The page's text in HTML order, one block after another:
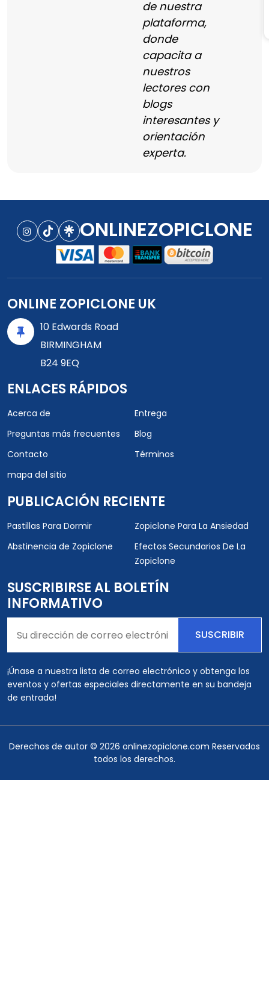
de nuestra
plataforma,
donde
capacita a
nuestros
lectores con
blogs
interesantes y
orientación
experta.
ONLINEZOPICLONE
ONLINE ZOPICLONE UK
10 Edwards Road
BIRMINGHAM
B24 9EQ
ENLACES RÁPIDOS
Acerca de
Entrega
Preguntas más frecuentes
Blog
Contacto
Términos
mapa del sitio
PUBLICACIÓN RECIENTE
Pastillas Para Dormir
Zopiclone Para La Ansiedad
Abstinencia de Zopiclone
Efectos Secundarios De La
Zopiclone
SUSCRIBIRSE AL BOLETÍN
INFORMATIVO
SUSCRIBIR
¡Únase a nuestra lista de correo electrónico y obtenga los
eventos y ofertas especiales directamente en su bandeja
de entrada!
Derechos de autor © 2026 onlinezopiclone.com Reservados
todos los derechos.